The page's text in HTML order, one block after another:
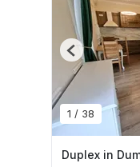
1 / 38
Previous
Duplex in